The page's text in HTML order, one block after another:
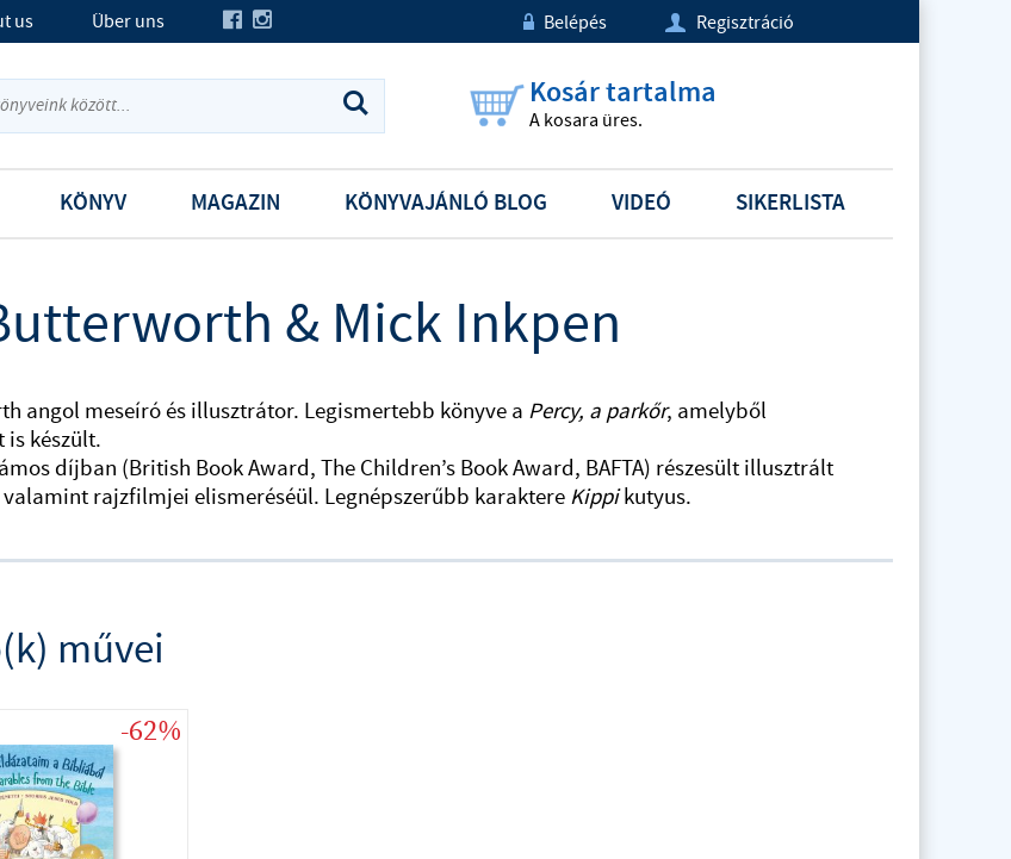
us Über uns w Belépés U Regisztráció
Kosár tartalma
A kosara üres.
KÖNYV MAGAZIN KÖNYVAJÁNLÓ BLOG VIDEÓ SIKERLISTA
& Mick Inkpen
angol meseíró és illusztrátor. Legismertebb könyve a Percy, a parkőr, amelyből
készült.
díjban (British Book Award, The Children’s Book Award, BAFTA) részesült illusztrált
valamint rajzfilmjei elismeréséül. Legnépszerűbb karaktere Kippikutyus.
művei
-62%